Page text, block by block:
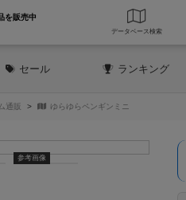
を販売中
データベース
セール ランキング
通販 ゆらゆらペンギンミニ
参考画像